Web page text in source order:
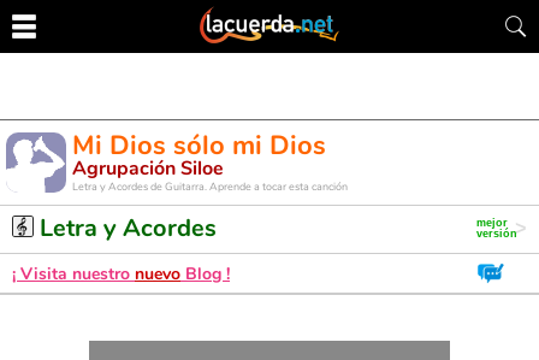
Mi Dios sólo mi Dios
Agrupación Siloe
Letra y Acordes de Guitarra. Aprende a tocar esta canción
Letra y Acordes
¡ Visita nuestro nuevo Blog !